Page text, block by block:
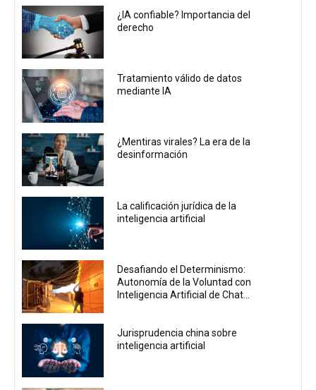
¿IA confiable? Importancia del
derecho
Tratamiento válido de datos
mediante IA
¿Mentiras virales? La era de la
desinformación
La calificación jurídica de la
inteligencia artificial
Desafiando el Determinismo:
Autonomía de la Voluntad con
Inteligencia Artificial de Chat...
Jurisprudencia china sobre
inteligencia artificial